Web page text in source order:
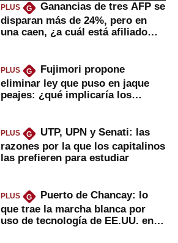
PLUS G
Ganancias de tres AFP se
disparan más de 24%, pero en
una caen, ¿a cuál está afiliado
PLUS G
Fujimori propone
eliminar ley que puso en jaque
peajes: ¿qué implicaría los
PLUS G
UTP, UPN y Senati: las
razones por la que los capitalinos
las prefieren para estudiar
PLUS G
Puerto de Chancay: lo
que trae la marcha blanca por
uso de tecnología de EE.UU. en